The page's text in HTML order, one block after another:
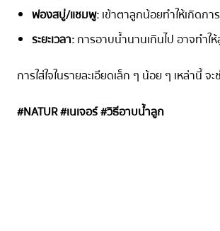
ฟองสบู่/แชมพู:เข้าตาลูกน้อยทำให้เกิดกา
ระยะเวลา:การอาบน้ำนานเกินไป อาจทำใ
การใส่ใจในรายละเอียดเล็ก ๆ น้อย ๆ เหล่า
#NATUR #เนเจอร์ #วิธีอาบน้ำลูก